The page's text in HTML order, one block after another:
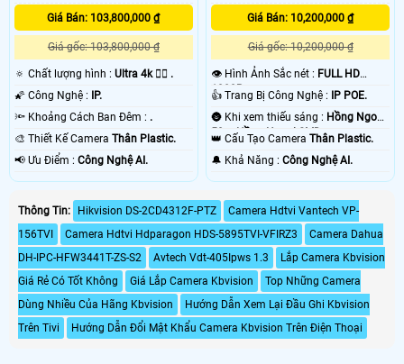
Giá Bán: 103,800,000 ₫
Giá gốc: 103,800,000 ₫
🔅 Chất lượng hình : Ultra 4k 👍🏾 .
🌠 Công Nghệ : IP.
🔦 Khoảng Cách Ban Đêm : .
🎨 Thiết Kế Camera Thân Plastic.
️📢 Ưu Điểm : Công Nghệ AI.
Giá Bán: 10,200,000 ₫
Giá gốc: 10,200,000 ₫
👁 Hình Ảnh Sắc nét : FULL HD
1080P .
👍 Trang Bị Công Nghệ : IP POE.
🌚 Khi xem thiếu sáng : Hồng Ngoại
50m Hồng Ngoại SMD.
👑 Cấu Tạo CameraThân Plastic.
️🔔 Khả Năng :Công Nghệ AI.
Thông Tin: Hikvision DS-2CD4312F-PTZ
Camera Hdtvi Vantech VP-
156TVI
Camera Hdtvi Hdparagon HDS-5895TVI-VFIRZ3
Camera Dahua
DH-IPC-HFW3441T-ZS-S2
Avtech Vdt-405Ipws 1.3
Lắp Camera Kbvision
Giá Rẻ Có Tốt Không
Giá Lắp Camera Kbvision
Top Những Camera
Dùng Nhiều Của Hãng Kbvision
Hướng Dẫn Xem Lại Đầu Ghi Kbvision
Trên Tivi
Hướng Dẫn Đổi Mật Khẩu Camera Kbvision Trên Điện Thoại